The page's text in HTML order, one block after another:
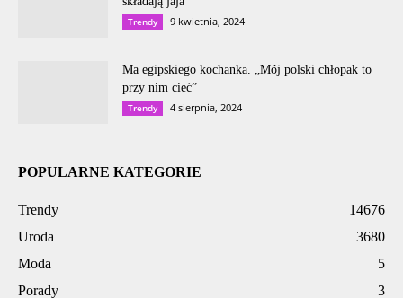
Trendy 9 kwietnia, 2024
Ma egipskiego kochanka. „Mój polski chłopak to
przy nim cieć”
Trendy 4 sierpnia, 2024
POPULARNE KATEGORIE
Trendy
14676
Uroda
3680
Moda
5
Porady
3